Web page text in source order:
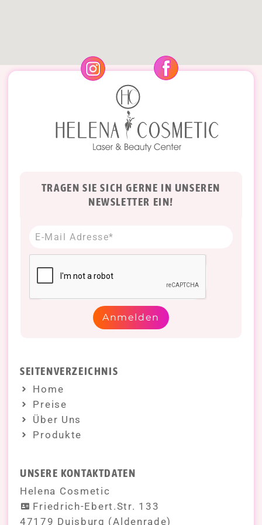
TRAGEN SIE SICH GERNE IN UNSEREN
NEWSLETTER EIN!
Anmelden
SEITENVERZEICHNIS
Home
Preise
Über Uns
Produkte
UNSERE KONTAKTDATEN
Helena Cosmetic
Friedrich-Ebert.Str. 133
47179 Duisburg (Aldenrade)